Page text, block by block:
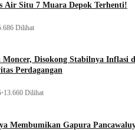
Air Situ 7 Muara Depok Terhenti!
Dilihat
Disokong Stabilnya Inflasi
Perdagangan
•13.660 Dilihat
Membumikan Gapura